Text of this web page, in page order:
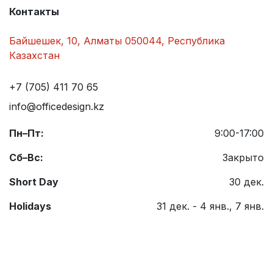
Контакты
Байшешек, 10, Алматы 050044, Республика
Казахстан
+7 (705) 411 70 65
info@officedesign.kz
Пн–Пт:
9:00-17:00
Сб–Вс:
Закрыто
Short Day
30 дек.
Holidays
31 дек. - 4 янв., 7 янв.